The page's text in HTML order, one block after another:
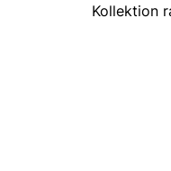
Kollektion